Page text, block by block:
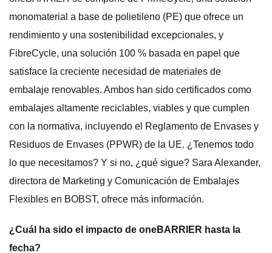
monomaterial a base de polietileno (PE) que ofrece un
rendimiento y una sostenibilidad excepcionales, y
FibreCycle, una solución 100 % basada en papel que
satisface la creciente necesidad de materiales de
embalaje renovables. Ambos han sido certificados como
embalajes altamente reciclables, viables y que cumplen
con la normativa, incluyendo el Reglamento de Envases y
Residuos de Envases (PPWR) de la UE. ¿Tenemos todo
lo que necesitamos? Y si no, ¿qué sigue? Sara Alexander,
directora de Marketing y Comunicación de Embalajes
Flexibles en BOBST, ofrece más información.
¿Cuál ha sido el impacto de oneBARRIER hasta la
fecha?